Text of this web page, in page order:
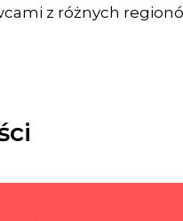
z różnych